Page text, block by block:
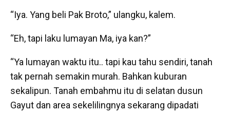
“Iya. Yang beli Pak Broto,” ulangku, kalem.
“Eh, tapi laku lumayan Ma, iya kan?”
“Ya lumayan waktu itu.. tapi kau tahu sendiri, tanah
tak pernah semakin murah. Bahkan kuburan
sekalipun. Tanah embahmu itu di selatan dusun
Gayut dan area sekelilingnya sekarang dipadati